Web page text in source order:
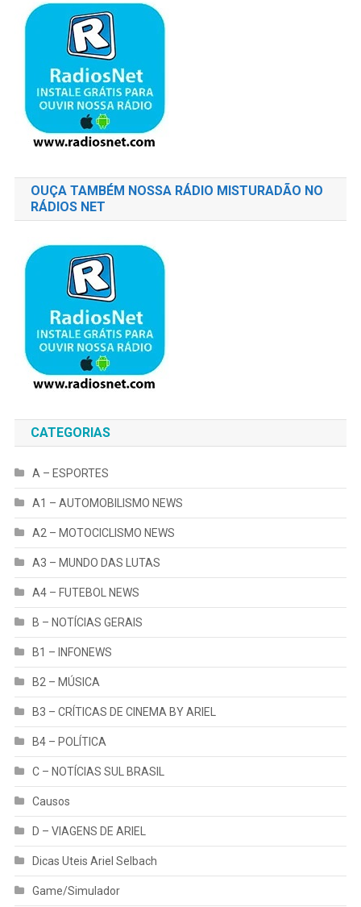
OUÇA TAMBÉM NOSSA RÁDIO MISTURADÃO NO
RÁDIOS NET
CATEGORIAS
A – ESPORTES
A1 – AUTOMOBILISMO NEWS
A2 – MOTOCICLISMO NEWS
A3 – MUNDO DAS LUTAS
A4 – FUTEBOL NEWS
B – NOTÍCIAS GERAIS
B1 – INFONEWS
B2 – MÚSICA
B3 – CRÍTICAS DE CINEMA BY ARIEL
B4 – POLÍTICA
C – NOTÍCIAS SUL BRASIL
Causos
D – VIAGENS DE ARIEL
Dicas Uteis Ariel Selbach
Game/Simulador